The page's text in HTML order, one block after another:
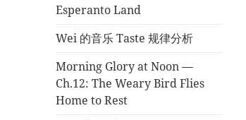
Esperanto Land
Wei 的音乐 Taste 规律分析
Morning Glory at Noon —
Ch.12: The Weary Bird Flies
Home to Rest